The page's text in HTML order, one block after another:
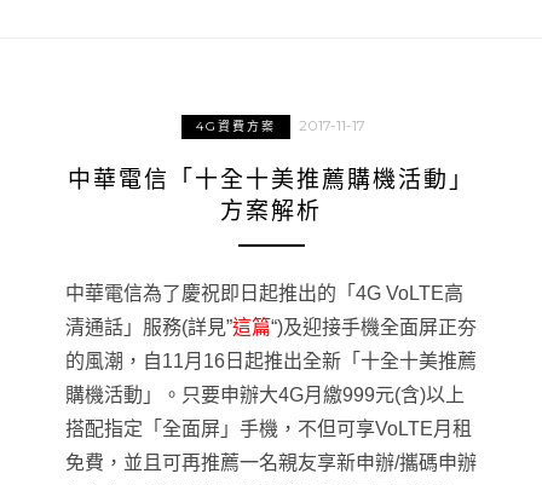
4G資費方案 2017-11-17
中華電信「十全十美推薦購機活動」
方案解析
中華電信為了慶祝即日起推出的「 4G VoLTE高
清通話」服務(詳見”這篇“)及迎接手機全面屏正夯
的風潮，自11月16日起推出全新「十全十美推薦
購機活動」。只要申辦大4G月繳999元(含)以上
搭配指定「全面屏」手機， 不但可享VoLTE月租
免費，並且可再推薦一名親友享新申辦/攜碼申辦